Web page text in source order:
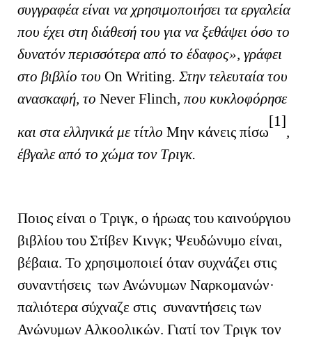
συγγραφέα είναι να χρησιμοποιήσει τα εργαλεία
που έχει στη διάθεσή του για να ξεθάψει όσο το
δυνατόν περισσότερα από το έδαφος», γράφει
στο βιβλίο του On Writing. Στην τελευταία του
ανασκαφή, το Never Flinch, που κυκλοφόρησε
και στα ελληνικά με τίτλο Μην κάνεις πίσω
[1]
,
έβγαλε από το χώμα τον Τριγκ.
Ποιος είναι ο Τριγκ, ο ήρωας του καινούργιου
βιβλίου του Στίβεν Κινγκ; Ψευδώνυμο είναι,
βέβαια. Το χρησιμοποιεί όταν συχνάζει στις
συναντήσεις των Ανώνυμων Ναρκομανών·
παλιότερα σύχναζε στις συναντήσεις των
Ανώνυμων Αλκοολικών. Γιατί τον Τριγκ τον